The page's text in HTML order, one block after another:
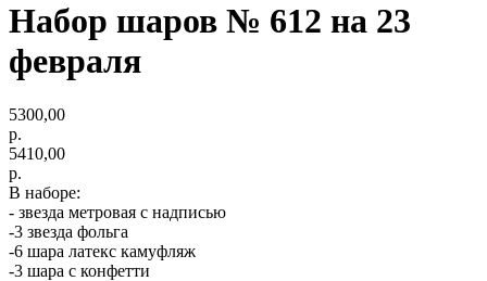
Набор шаров № 612 на 23
февраля
5300,00
р.
5410,00
р.
В наборе:
- звезда метровая с надписью
-3 звезда фольга
-6 шара латекс камуфляж
-3 шара с конфетти